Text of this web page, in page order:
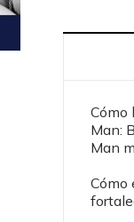
Cómo
Man:
Man
Cómo